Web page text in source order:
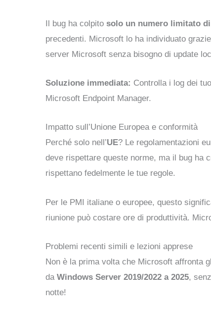
Il bug ha colpito solo un numero limitato
precedenti. Microsoft lo ha individuato
server Microsoft senza bisogno di update
Soluzione immediata: Controlla i log dei
Microsoft Endpoint Manager.
Impatto sull’Unione Europea e conformità
Perché solo nell’UE? Le regolamentazioni
deve rispettare queste norme, ma il bug ha
rispettano fedelmente le tue regole.
Per le PMI italiane o europee, questo
riunione può costare ore di produttività.
Problemi recenti simili e lezioni apprese
Non è la prima volta che Microsoft affronta
da Windows Server 2019/2022 a 2025,
notte!